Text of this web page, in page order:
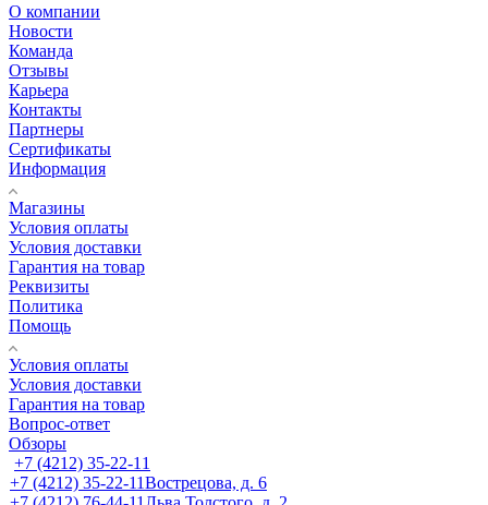
О компании
Новости
Команда
Отзывы
Карьера
Контакты
Партнеры
Сертификаты
Информация
Магазины
Условия оплаты
Условия доставки
Гарантия на товар
Реквизиты
Политика
Помощь
Условия оплаты
Условия доставки
Гарантия на товар
Вопрос-ответ
Обзоры
+7 (4212) 35-22-11
+7 (4212) 35-22-11Вострецова, д. 6